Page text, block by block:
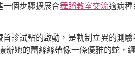
個步驟擴展合舞蹈教室交流適病
診試點的啟動，是軌制立異的測
她的蕾絲絲帶像一條優雅的蛇，